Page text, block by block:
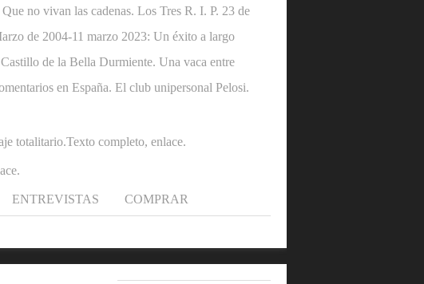
vivan las cadenas. Los Tres R. I. P. 23 de
de 2004-11 marzo 2023: Un éxito a largo
de la Bella Durmiente. Una vaca entre
en España. El club unipersonal Pelosi.
totalitario.Texto completo, enlace.
ENTREVISTAS COMPRAR